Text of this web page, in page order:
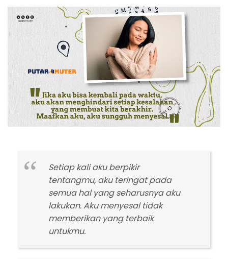
Setiap kali aku berpikir
tentangmu, aku teringat pada
semua hal yang seharusnya aku
lakukan. Aku menyesal tidak
memberikan yang terbaik
untukmu.